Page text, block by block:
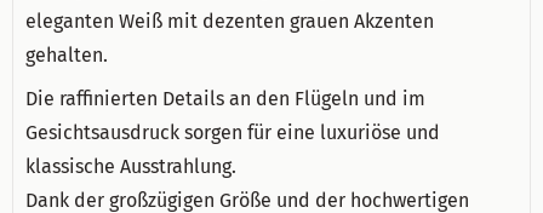
eleganten Weiß mit dezenten grauen Akzenten
gehalten.
Die raffinierten Details an den Flügeln und im
Gesichtsausdruck sorgen für eine luxuriöse und
klassische Ausstrahlung.
Dank der großzügigen Größe und der hochwertigen